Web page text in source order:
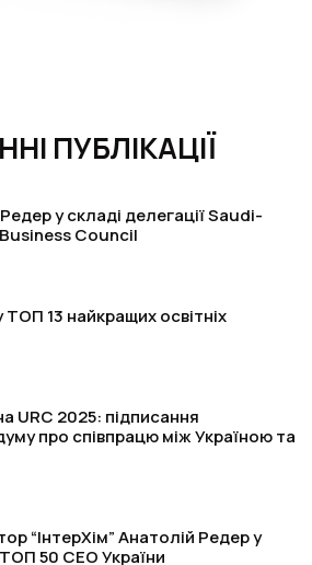
ПУБЛІКАЦІЇ
у складі делегації Saudi-
Council
ТОП 13 найкращих освітніх
URC 2025: підписання
про співпрацю між Україною та
“ІнтерХім” Анатолій Редер у
50 СЕО України